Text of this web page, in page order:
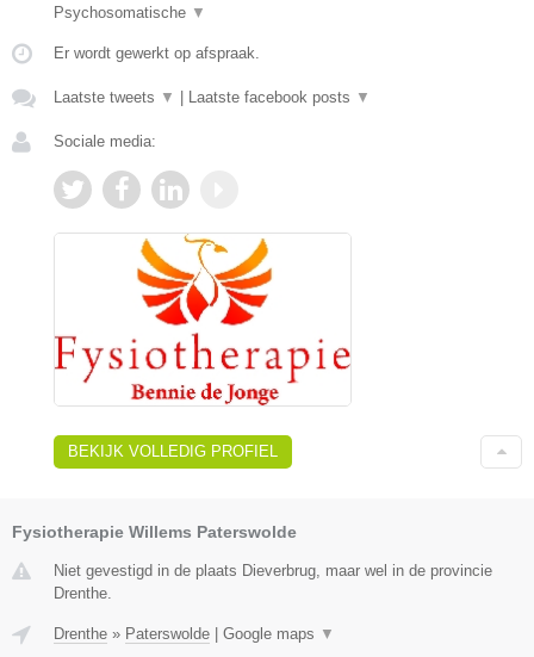
Psychosomatische ▼
Er wordt gewerkt op afspraak.
Laatste tweets ▼ Laatste facebook posts ▼
Sociale media:
BEKIJK VOLLEDIG PROFIEL
Fysiotherapie Willems Paterswolde
Niet gevestigd in de plaats Dieverbrug, maar wel in de provincie
Drenthe.
Drenthe » Paterswolde Google maps ▼